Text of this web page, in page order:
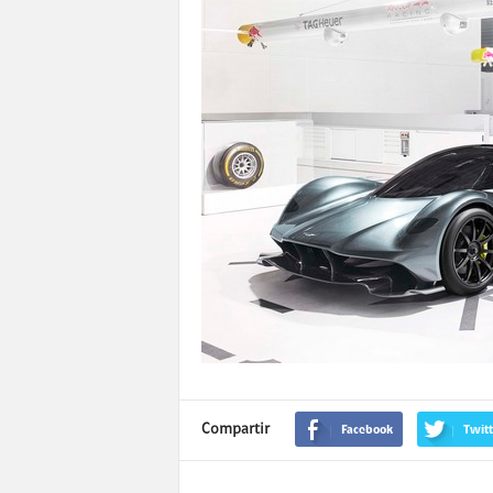
Compartir Facebook